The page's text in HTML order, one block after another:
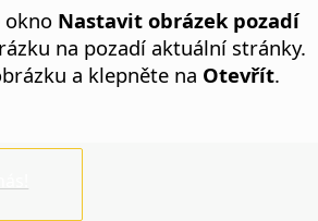
okno Nastavit obrázek pozadí
na pozadí aktuální stránky.
a klepněte na Otevřít.